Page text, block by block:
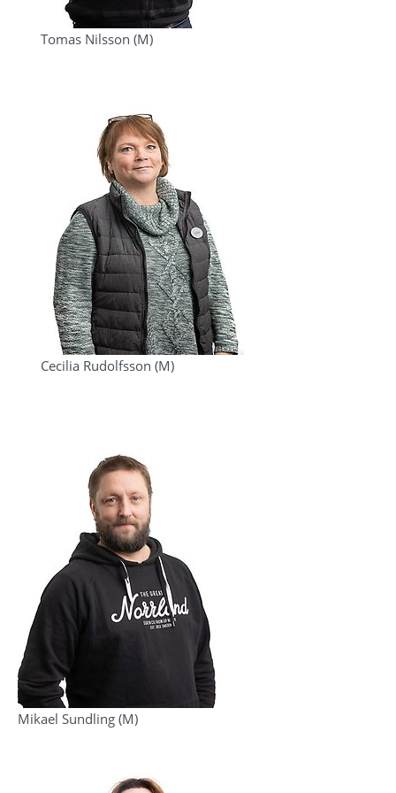
Tomas Nilsson (M)
Cecilia Rudolfsson (M)
Mikael Sundling (M)